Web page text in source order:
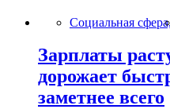
Социальная
Зарплаты
дорожает
заметнее всего